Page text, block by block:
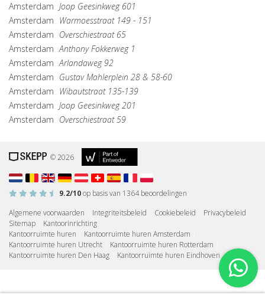
Amsterdam Joop Geesinkweg 601
Amsterdam Warmoesstraat 149 - 151
Amsterdam Overschiestraat 65
Amsterdam Anthony Fokkerweg 1
Amsterdam Arlandaweg 92
Amsterdam Gustav Mahlerplein 28 & 58-60
Amsterdam Wibautstraat 135-139
Amsterdam Joop Geesinkweg 201
Amsterdam Overschiestraat 59
© 2026
9.2/10op basis van 1364beoordelingen
Algemene voorwaarden
Integriteitsbeleid Cookiebeleid Privacybeleid
Sitemap
Kantoorinrichting
Kantoorruimte huren
Kantoorruimte huren Amsterdam
Kantoorruimte huren Utrecht
Kantoorruimte huren Rotterdam
Kantoorruimte huren Den Haag
Kantoorruimte huren Eindhoven